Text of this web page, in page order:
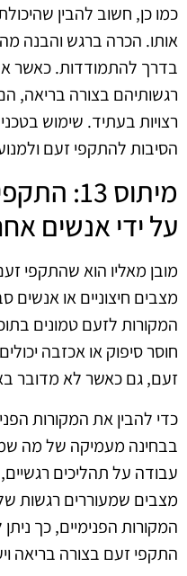
כמו כן, חשוב להבין
אותו. הכרה ברגש והבנה
בדרך להתמודדות. כאשר
רגשותיהם בצורה בריאה,
רצויות בעתיד. שימוש
הסיבות להתקפי זעם
מיתוס
על ידי אנשים
מובן מאליו הוא שהתקפי
מצבים חיצוניים או אנשים
המקורות לזעם טמונים
חוסר סיפוק או אכזבה
זעם, גם כאשר לא מדובר
כדי להבין את המקורות
בבחינה מעמיקה של מה
עבודה על תהליכים
מצבים שמעוררים רגשות
המקורות הפנימיים, כך
התקפי זעם בצורה בריאה